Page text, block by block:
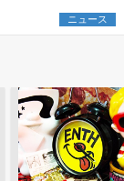
ニュース